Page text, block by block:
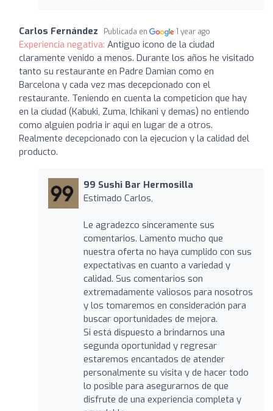
Carlos Fernández Publicada en 1 year ago
Experiencia negativa: Antiguo icono de la ciudad
claramente venido a menos. Durante los años he visitado
tanto su restaurante en Padre Damian como en
Barcelona y cada vez mas decepcionado con el
restaurante. Teniendo en cuenta la competicion que hay
en la ciudad (Kabuki, Zuma, Ichikani y demas) no entiendo
como alguien podria ir aqui en lugar de a otros.
Realmente decepcionado con la ejecucion y la calidad del
producto.
99 Sushi Bar Hermosilla
Estimado Carlos,
Le agradezco sinceramente sus
comentarios. Lamento mucho que
nuestra oferta no haya cumplido con sus
expectativas en cuanto a variedad y
calidad. Sus comentarios son
extremadamente valiosos para nosotros
y los tomaremos en consideración para
buscar oportunidades de mejora.
Si está dispuesto a brindarnos una
segunda oportunidad y regresar
estaremos encantados de atender
personalmente su visita y de hacer todo
lo posible para asegurarnos de que
disfrute de una experiencia completa y